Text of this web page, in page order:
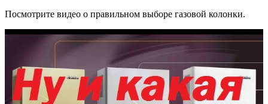
Посмотрите видео о правильном выборе газовой колонки.